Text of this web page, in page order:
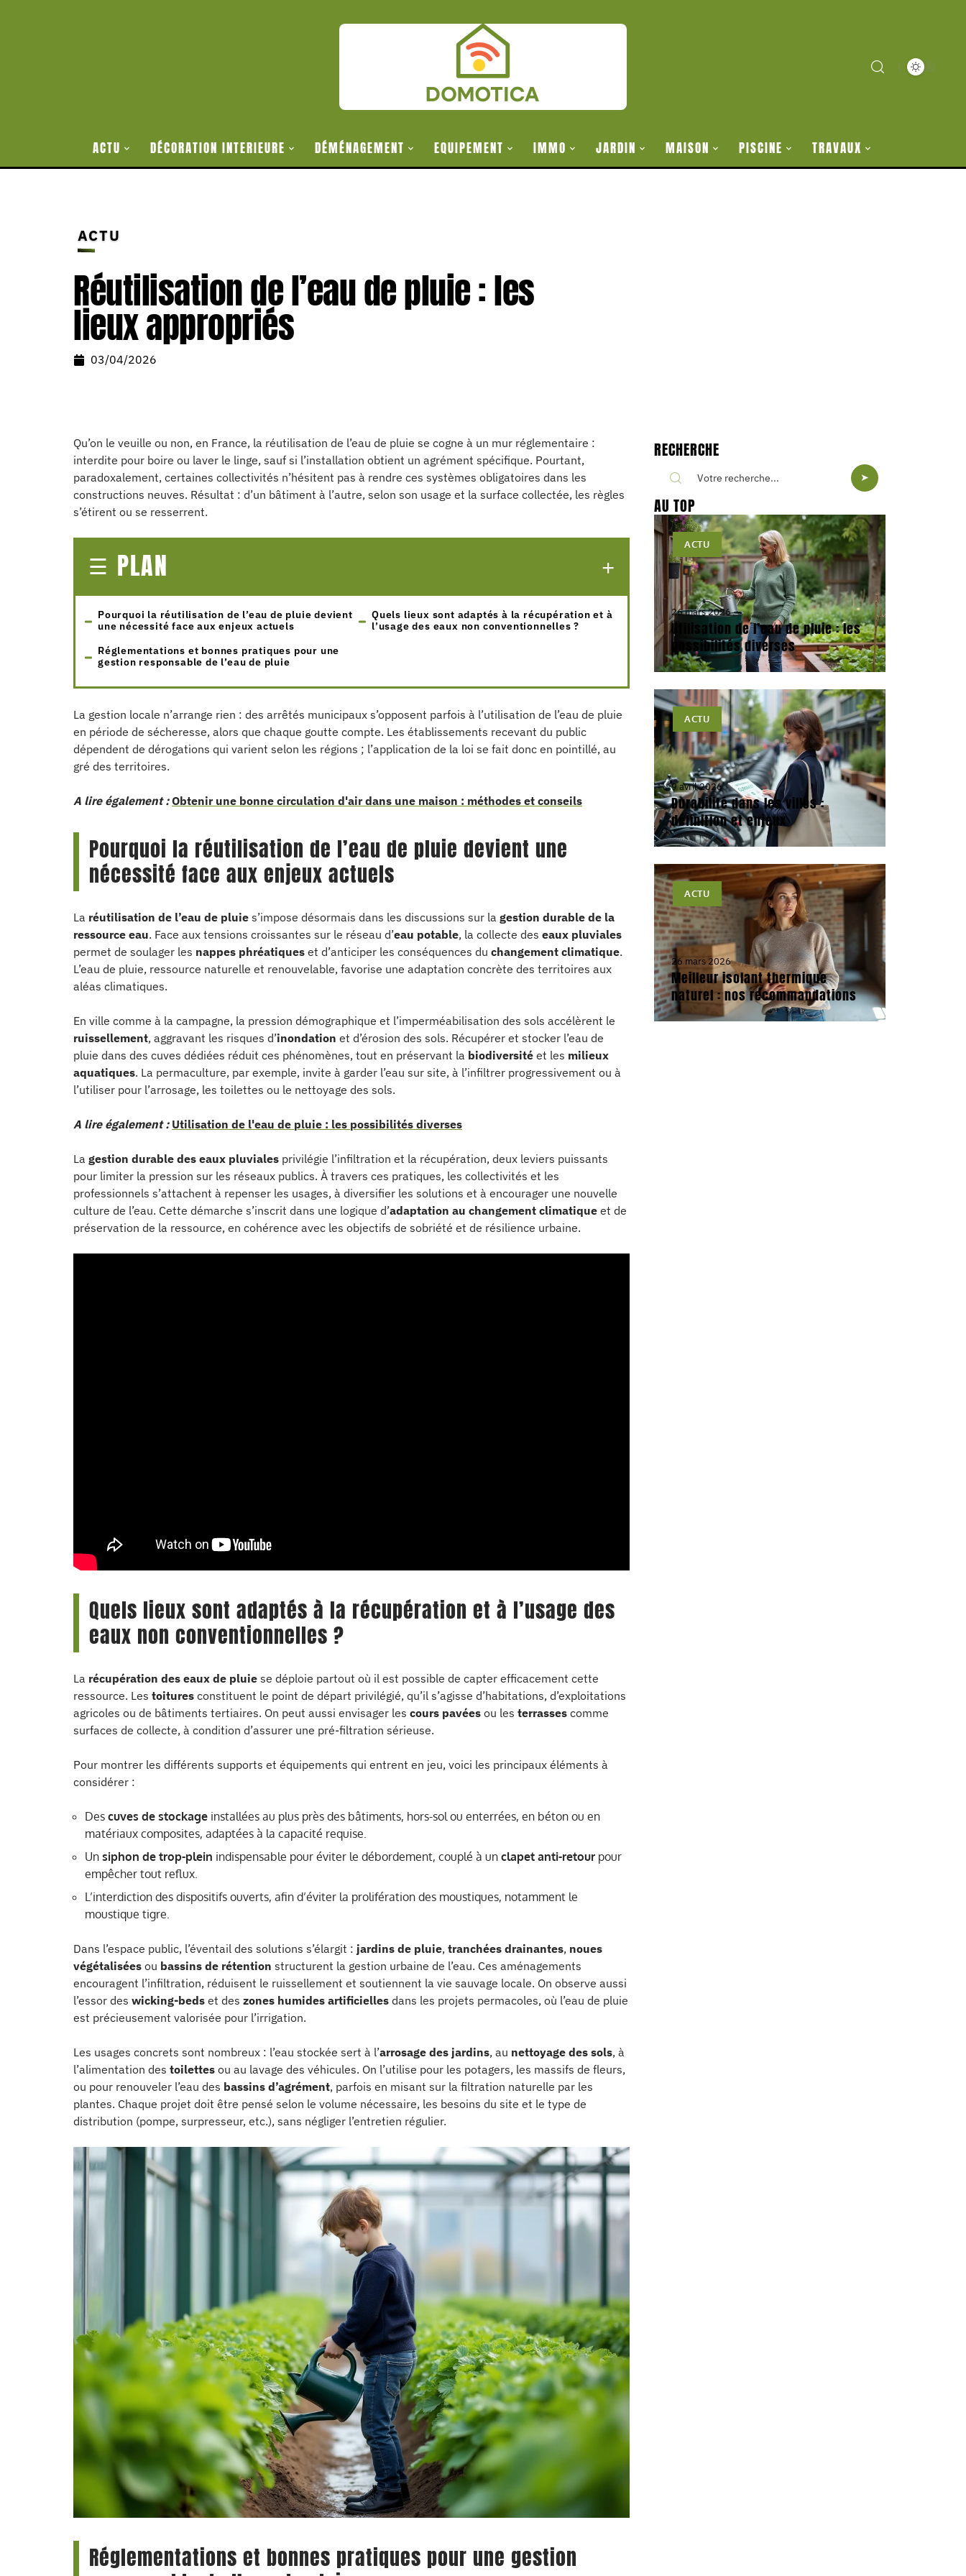
ACTU DÉCORATION INTERIEURE DÉMÉNAGEMENT EQUIPEMENT IMMO JARDIN MAISON PISCINE TRAVAUX
ACTU
Réutilisation de l’eau de pluie : les
lieux appropriés
03/04/2026
Qu’on le veuille ou non, en France, la réutilisation de l’eau de pluie se cogne à un mur réglementaire :
interdite pour boire ou laver le linge, sauf si l’installation obtient un agrément spécifique. Pourtant,
paradoxalement, certaines collectivités n’hésitent pas à rendre ces systèmes obligatoires dans les
constructions neuves. Résultat : d’un bâtiment à l’autre, selon son usage et la surface collectée, les règles
s’étirent ou se resserrent.
PLAN
Pourquoi la réutilisation de l’eau de pluie devient
une nécessité face aux enjeux actuels
Quels lieux sont adaptés à la récupération et à
l’usage des eaux non conventionnelles ?
Réglementations et bonnes pratiques pour une
gestion responsable de l’eau de pluie
La gestion locale n’arrange rien : des arrêtés municipaux s’opposent parfois à l’utilisation de l’eau de pluie
en période de sécheresse, alors que chaque goutte compte. Les établissements recevant du public
dépendent de dérogations qui varient selon les régions ; l’application de la loi se fait donc en pointillé, au
gré des territoires.
A lire également : Obtenir une bonne circulation d'air dans une maison : méthodes et conseils
Pourquoi la réutilisation de l’eau de pluie devient une
nécessité face aux enjeux actuels
La réutilisation de l’eau de pluie s’impose désormais dans les discussions sur la gestion durable de la
ressource eau. Face aux tensions croissantes sur le réseau d’eau potable, la collecte des eaux pluviales
permet de soulager les nappes phréatiques et d’anticiper les conséquences du changement climatique.
L’eau de pluie, ressource naturelle et renouvelable, favorise une adaptation concrète des territoires aux
aléas climatiques.
En ville comme à la campagne, la pression démographique et l’imperméabilisation des sols accélèrent le
ruissellement, aggravant les risques d’inondation et d’érosion des sols. Récupérer et stocker l’eau de
pluie dans des cuves dédiées réduit ces phénomènes, tout en préservant la biodiversité et les milieux
aquatiques. La permaculture, par exemple, invite à garder l’eau sur site, à l’infiltrer progressivement ou à
l’utiliser pour l’arrosage, les toilettes ou le nettoyage des sols.
A lire également : Utilisation de l'eau de pluie : les possibilités diverses
La gestion durable des eaux pluviales privilégie l’infiltration et la récupération, deux leviers puissants
pour limiter la pression sur les réseaux publics. À travers ces pratiques, les collectivités et les
professionnels s’attachent à repenser les usages, à diversifier les solutions et à encourager une nouvelle
culture de l’eau. Cette démarche s’inscrit dans une logique d’adaptation au changement climatique et de
préservation de la ressource, en cohérence avec les objectifs de sobriété et de résilience urbaine.
Quels lieux sont adaptés à la récupération et à l’usage des
eaux non conventionnelles ?
La récupération des eaux de pluie se déploie partout où il est possible de capter efficacement cette
ressource. Les toitures constituent le point de départ privilégié, qu’il s’agisse d’habitations, d’exploitations
agricoles ou de bâtiments tertiaires. On peut aussi envisager les cours pavées ou les terrasses comme
surfaces de collecte, à condition d’assurer une pré-filtration sérieuse.
Pour montrer les différents supports et équipements qui entrent en jeu, voici les principaux éléments à
considérer :
Des cuves de stockage installées au plus près des bâtiments, hors-sol ou enterrées, en béton ou en
matériaux composites, adaptées à la capacité requise.
Un siphon de trop-plein indispensable pour éviter le débordement, couplé à un clapet anti-retour pour
empêcher tout reflux.
L’interdiction des dispositifs ouverts, afin d’éviter la prolifération des moustiques, notamment le
moustique tigre.
Dans l’espace public, l’éventail des solutions s’élargit : jardins de pluie, tranchées drainantes, noues
végétalisées ou bassins de rétention structurent la gestion urbaine de l’eau. Ces aménagements
encouragent l’infiltration, réduisent le ruissellement et soutiennent la vie sauvage locale. On observe aussi
l’essor des wicking-beds et des zones humides artificielles dans les projets permacoles, où l’eau de pluie
est précieusement valorisée pour l’irrigation.
Les usages concrets sont nombreux : l’eau stockée sert à l’arrosage des jardins, au nettoyage des sols, à
l’alimentation des toilettes ou au lavage des véhicules. On l’utilise pour les potagers, les massifs de fleurs,
ou pour renouveler l’eau des bassins d’agrément, parfois en misant sur la filtration naturelle par les
plantes. Chaque projet doit être pensé selon le volume nécessaire, les besoins du site et le type de
distribution (pompe, surpresseur, etc.), sans négliger l’entretien régulier.
Réglementations et bonnes pratiques pour une gestion
RECHERCHE
AU TOP
ACTU
26 mars 2026
Utilisation de l’eau de pluie : les
possibilités diverses
ACTU
9 avril 2026
Durabilité dans les villes :
définition et enjeux
ACTU
26 mars 2026
Meilleur isolant thermique
naturel : nos recommandations